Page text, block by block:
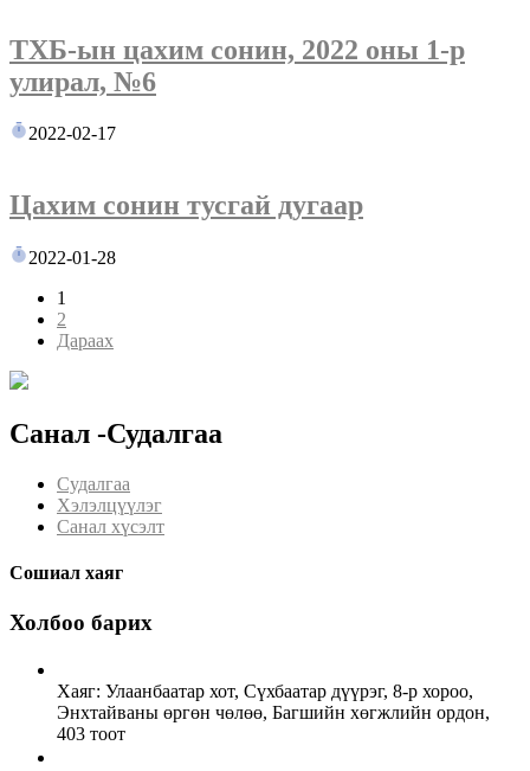
ТХБ-ын цахим сонин, 2022 оны 1-р
улирал, №6
2022-02-17
Цахим сонин тусгай дугаар
2022-01-28
1
2
Дараах
Санал -Судалгаа
Судалгаа
Хэлэлцүүлэг
Санал хүсэлт
Сошиал хаяг
Холбоо барих
Хаяг: Улаанбаатар хот, Сүхбаатар дүүрэг, 8-р хороо,
Энхтайваны өргөн чөлөө, Багшийн хөгжлийн ордон,
403 тоот